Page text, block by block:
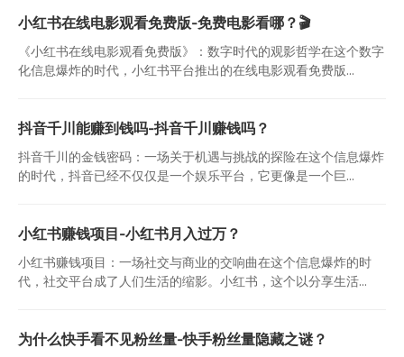
小红书在线电影观看免费版-免费电影看哪？🎬
《小红书在线电影观看免费版》：数字时代的观影哲学在这个数字
化信息爆炸的时代，小红书平台推出的在线电影观看免费版...
抖音千川能赚到钱吗-抖音千川赚钱吗？
抖音千川的金钱密码：一场关于机遇与挑战的探险在这个信息爆炸
的时代，抖音已经不仅仅是一个娱乐平台，它更像是一个巨...
小红书赚钱项目-小红书月入过万？
小红书赚钱项目：一场社交与商业的交响曲在这个信息爆炸的时
代，社交平台成了人们生活的缩影。小红书，这个以分享生活...
为什么快手看不见粉丝量-快手粉丝量隐藏之谜？